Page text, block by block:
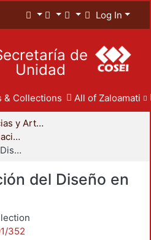
Log In
de
Unidad
& Collections All of Zaloamati
División de Ciencias y Artes para el Diseño
Departamento de Evaluación del Diseño en el Tiempo
Libros - Evaluación del Diseño en el Tiempo
del Diseño en
352